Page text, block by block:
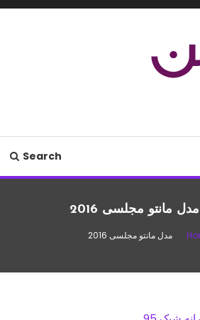
Search
مدل مانتو مجلسی 2016
مدل مانتو مجلسی 2016